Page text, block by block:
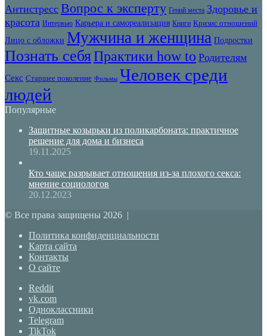
Антистресс Вопрос к эксперту Гений места Здоровье и
красота Интервью Карьера и самореализация Книги Кризис отношений
Лицо с обложки Мужчина и женщина Подростки
Познать себяПрактики how to Родителям
Секс Старшее поколение Фильмы Человек среди
людей
Популярные
Защитные козырьки из поликарбоната: практичное
решение для дома и бизнеса
19.11.2025
Кто чаще разрывает отношения из-за плохого секса:
мнение социологов
20.12.2023
© Все права защищены 2026 |
Политика конфиденциальности
Карта сайта
Контакты
О сайте
Reddit
vk.com
Одноклассники
Telegram
TikTok